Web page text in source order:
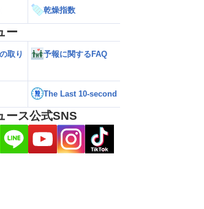
【台風13号 2026】台風13号による熊本
県への影響は？（7日9時更新）
乾燥指数
ー
取り
予報に関するFAQ
The Last 10-second
ース公式SNS